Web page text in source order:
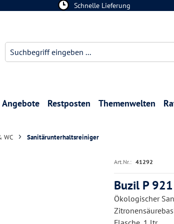
Schnelle Lieferung
Angebote Restposten Themenwelten
WC Sanitärunterhaltsreiniger
Art.Nr.: 41292
Buzil P
Ökologischer